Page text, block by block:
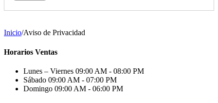
Inicio/Aviso de Privacidad
Horarios Ventas
Lunes – Viernes 09:00 AM - 08:00 PM
Sábado 09:00 AM - 07:00 PM
Domingo 09:00 AM - 06:00 PM